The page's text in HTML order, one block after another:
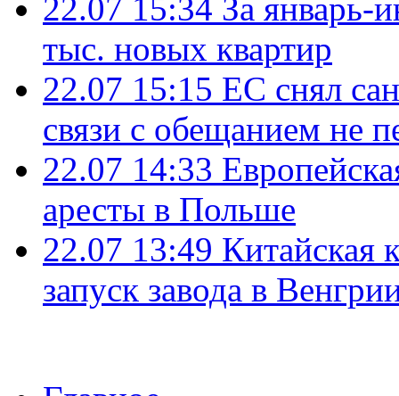
22.07 15:34 За январь-
тыс. новых квартир
22.07 15:15 ЕС снял
связи с обещанием не
22.07 14:33
аресты в Польше
22.07 13:49 Китайская
запуск завода в